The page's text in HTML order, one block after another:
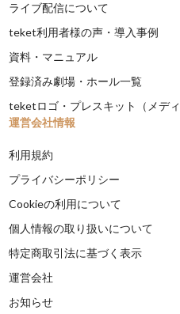
ライブ配信について
teket利用者様の声・導入事例
資料・マニュアル
登録済み劇場・ホール一覧
teketロゴ・プレスキット（メディ
運営会社情報
利用規約
プライバシーポリシー
Cookieの利用について
個人情報の取り扱いについて
特定商取引法に基づく表示
運営会社
お知らせ